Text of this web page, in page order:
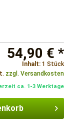
54,90 € *
Inhalt: 1 Stück
zzgl. Versandkosten
ca. 1-3 Werktage